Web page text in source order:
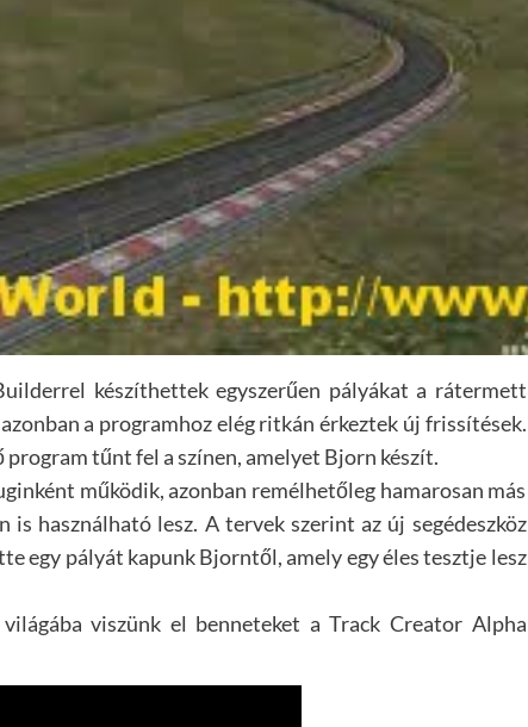
készíthettek egyszerűen pályákat a rátermett
a programhoz elég ritkán érkeztek új frissítések.
tűnt fel a színen, amelyet Bjorn készít.
működik, azonban remélhetőleg hamarosan más
is használható lesz. A tervek szerint az új segédeszköz
egy pályát kapunk Bjorntől, amely egy éles tesztje lesz
viszünk el benneteket a Track Creator Alpha